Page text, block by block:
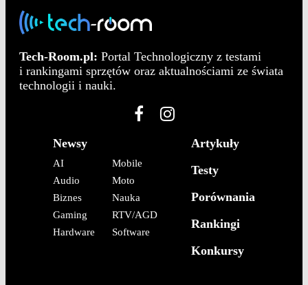
Tech-Room.pl: Portal Technologiczny z testami
i rankingami sprzętów oraz aktualnościami ze świata
technologii i nauki.
Newsy
AI
Audio
Biznes
Gaming
Hardware
Mobile
Moto
Nauka
RTV/AGD
Software
Artykuły
Testy
Porównania
Rankingi
Konkursy